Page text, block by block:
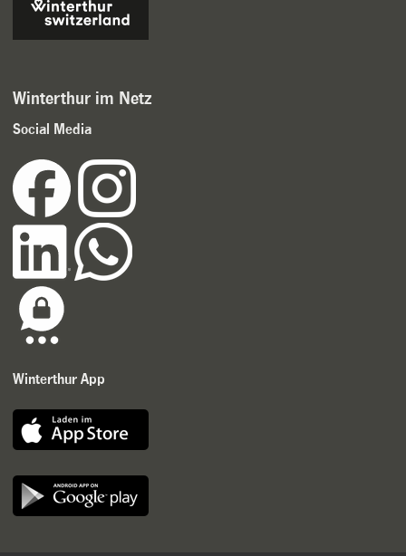
Winterthur im Netz
Social Media
Winterthur App